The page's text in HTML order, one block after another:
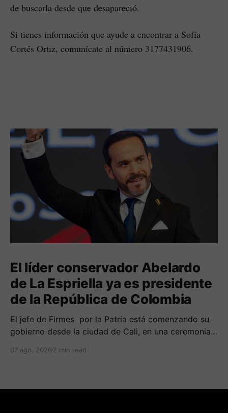
de buscarla desde que desapareció.
Si tienes información que ayude a encontrar a Sofía
Cortés Ortiz, comunícate al número 3177431906.
El líder conservador Abelardo
de La Espriella ya es presidente
de la República de Colombia
El jefe de Firmes por la Patria está comenzando su
gobierno desde la ciudad de Cali, en una ceremonia
gobiernos conservadores.
07 ago. 2026 2 min read